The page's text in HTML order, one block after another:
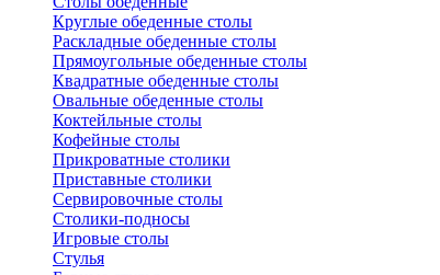
Круглые обеденные столы
Раскладные обеденные столы
Прямоугольные обеденные столы
Квадратные обеденные столы
Овальные обеденные столы
Коктейльные столы
Кофейные столы
Прикроватные столики
Приставные столики
Сервировочные столы
Столики-подносы
Игровые столы
Стулья